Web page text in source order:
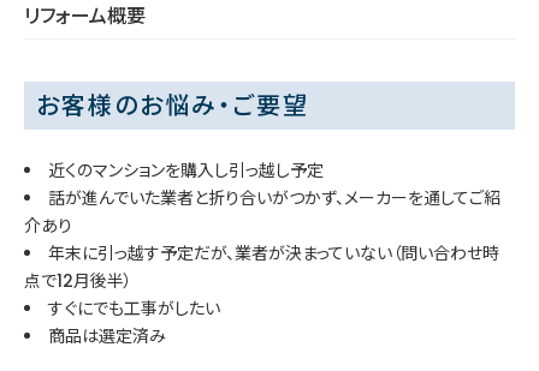
リフォーム概要
お客様のお悩み・ご要望
近くのマンションを購入し引っ越し予定
話が進んでいた業者と折り合いがつかず、メーカーを通してご紹
介あり
年末に引っ越す予定だが、業者が決まっていない（問い合わせ時
点で12月後半）
すぐにでも工事がしたい
商品は選定済み